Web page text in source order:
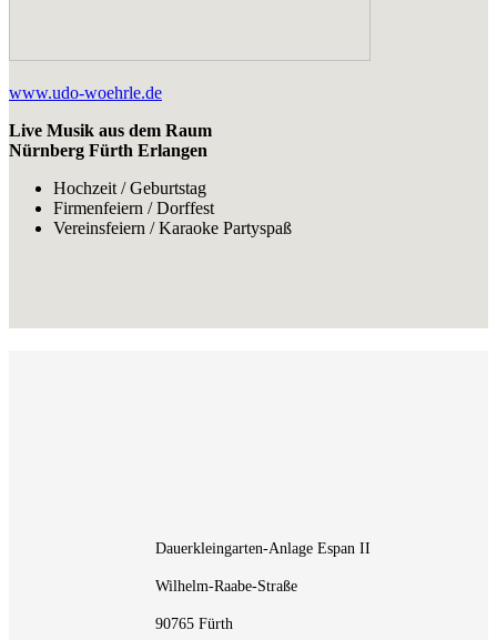
www.udo-woehrle.de
Live Musik aus dem Raum
Nürnberg Fürth Erlangen
Hochzeit / Geburtstag
Firmenfeiern / Dorffest
Vereinsfeiern / Karaoke Partyspaß
Dauerkleingarten-Anlage Espan II
Wilhelm-Raabe-Straße
90765 Fürth